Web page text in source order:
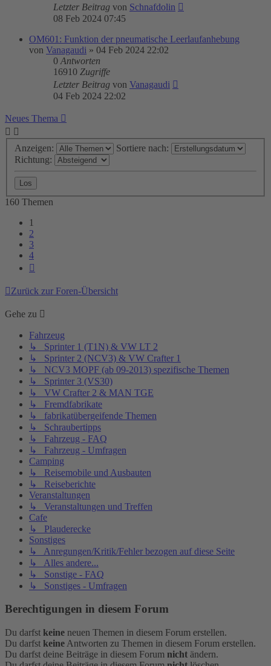
Letzter Beitrag von Schnafdolin
08 Feb 2024 07:45
OM601: Funktion der pneumatische Leerlaufanhebung
von Vanagaudi » 04 Feb 2024 22:02
0 Antworten
16910 Zugriffe
Letzter Beitrag von Vanagaudi
04 Feb 2024 22:02
Neues Thema
Anzeigen:
Sortiere nach:
Richtung:
160 Themen
1
2
3
4
Zurück zur Foren-Übersicht
Gehe zu
Fahrzeug
↳ Sprinter 1 (T1N) & VW LT 2
↳ Sprinter 2 (NCV3) & VW Crafter 1
↳ NCV3 MOPF (ab 09-2013) spezifische Themen
↳ Sprinter 3 (VS30)
↳ VW Crafter 2 & MAN TGE
↳ Fremdfabrikate
↳ fabrikatübergeifende Themen
↳ Schraubertipps
↳ Fahrzeug - FAQ
↳ Fahrzeug - Umfragen
Camping
↳ Reisemobile und Ausbauten
↳ Reiseberichte
Veranstaltungen
↳ Veranstaltungen und Treffen
Cafe
↳ Plauderecke
Sonstiges
↳ Anregungen/Kritik/Fehler bezogen auf diese Seite
↳ Alles andere...
↳ Sonstige - FAQ
↳ Sonstiges - Umfragen
Berechtigungen in diesem Forum
Du darfst keine neuen Themen in diesem Forum erstellen.
Du darfst keine Antworten zu Themen in diesem Forum erstellen.
Du darfst deine Beiträge in diesem Forum nicht ändern.